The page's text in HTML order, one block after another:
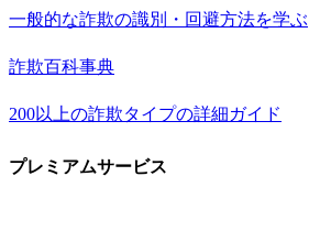
一般的な詐欺の識別・回避方法を学ぶ
詐欺百科事典
200以上の詐欺タイプの詳細ガイド
プレミアムサービス